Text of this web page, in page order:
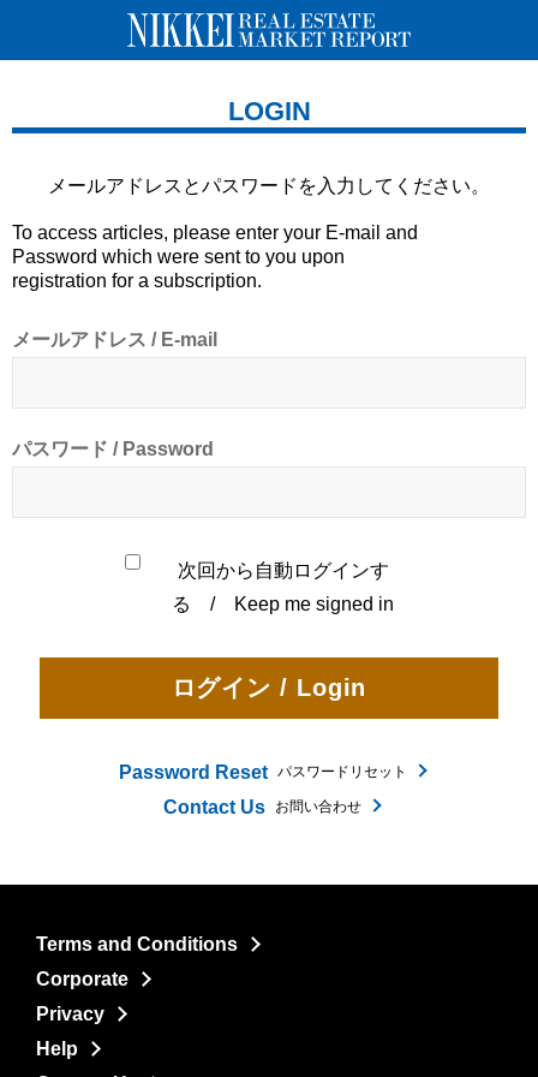
LOGIN
メールアドレスとパスワードを 入力してください。
To access articles, please enter your E-mail and
Password which were sent to you upon
registration for a subscription.
メールアドレス / E-mail
パスワード / Password
次回から自動ログインす
る / Keep me signed in
Password Reset パスワードリセット
Contact Us お問い合わせ
Terms and Conditions
Corporate
Privacy
Help